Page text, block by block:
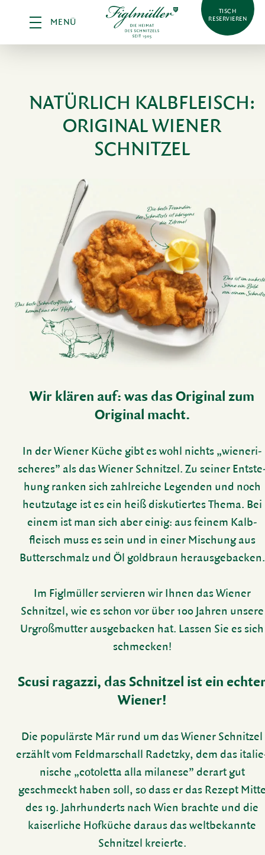
MENÜ
TISCH
RESERVIEREN
NATÜRLICH KALBFLEISCH:
ORIGINAL WIENER
SCHNITZEL
Wir klären auf: was das Original zum
Original macht.
In der Wiener Küche gibt es wohl nichts „wiene­ri­
scheres” als das Wiener Schnitzel. Zu seiner
hung ranken sich zahl­reiche Legenden und noch
heut­zu­tage ist es ein heiß disku­tiertes Thema. Bei
einem ist man sich aber einig: aus feinem Kalb­
fleisch muss es sein und in einer Mischung aus
Butter­schmalz und Öl gold­braun heraus­ge­ba­cken.
Im Figl­müller servieren wir Ihnen das Wiener
Schnitzel, wie es schon vor über 100 Jahren unsere
Urgro­ßmutter ausge­ba­cken hat. Lassen Sie es sich
schme­cken!
Scusi ragazzi, das Schnitzel ist ein
Wiener!
Die popu­lärste Mär rund um das Wiener Schnitzel
erzählt vom Feld­mar­schall Radetzky, dem das
ni­sche „coto­letta alla mila­nese” derart gut
geschmeckt haben soll, so dass er das Rezept
des 19. Jahr­hun­derts nach Wien brachte und die
kaiser­liche Hofküche daraus das welt­be­kannte
Schnitzel kreierte.